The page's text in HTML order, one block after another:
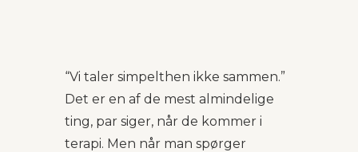
“Vi taler simpelthen ikke sammen.”
Det er en af de mest almindelige
ting, par siger, når de kommer i
terapi. Men når man spørger